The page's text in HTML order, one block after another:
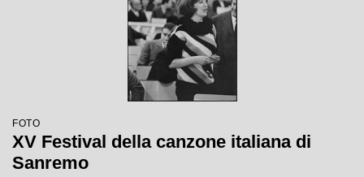
FOTO
XV Festival della canzone italiana di
Sanremo